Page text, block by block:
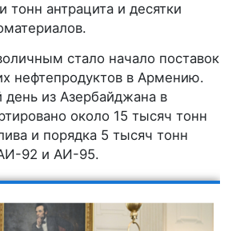
тонн антрацита и десятки
стало начало поставок
нефтепродуктов в Армению.
из Азербайджана в
около 15 тысяч тонн
и порядка 5 тысяч тонн
92 и АИ-95.